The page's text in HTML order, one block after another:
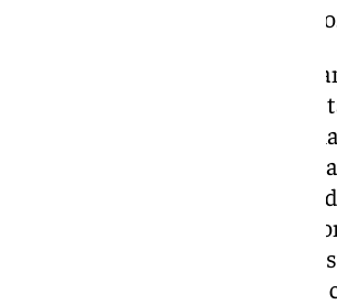
reuniones que se han
En las distintas reuniones se
del sector tanto del punto de
profesionalización del sector o
planteado asuntos como la
público en general; el potencial
escuelas y academias de baile
necesidad que el Plan General
nuevos públicos con